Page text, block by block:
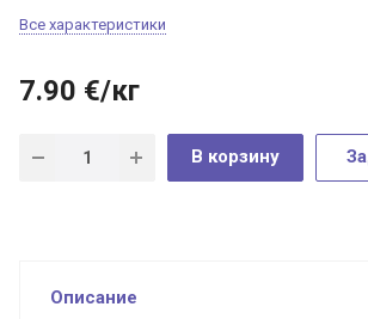
Все характеристики
7.90 €/кг
В корзину
Описание